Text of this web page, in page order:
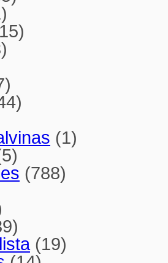
(1)
(788)
(19)